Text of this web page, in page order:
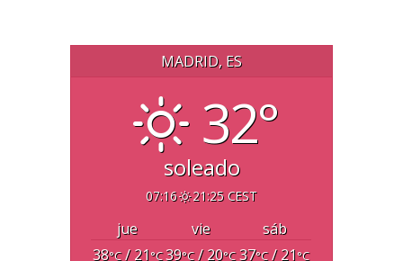
MADRID, ES
32°
soleado
07:16 21:25 CEST
jue vie
sáb
38°C/ 21°C39°C/ 20°C 37°C/ 21°C